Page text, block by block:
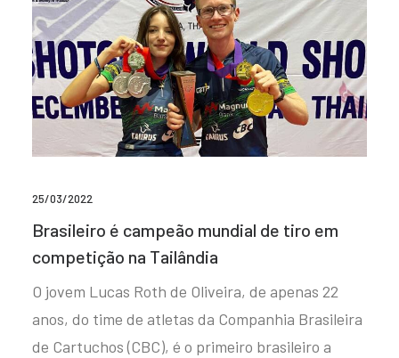
25/03/2022
Brasileiro é campeão mundial de tiro em
competição na Tailândia
O jovem Lucas Roth de Oliveira, de apenas 22
anos, do time de atletas da Companhia Brasileira
de Cartuchos (CBC), é o primeiro brasileiro a